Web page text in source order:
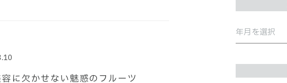
容に欠かせない魅惑のフルーツ